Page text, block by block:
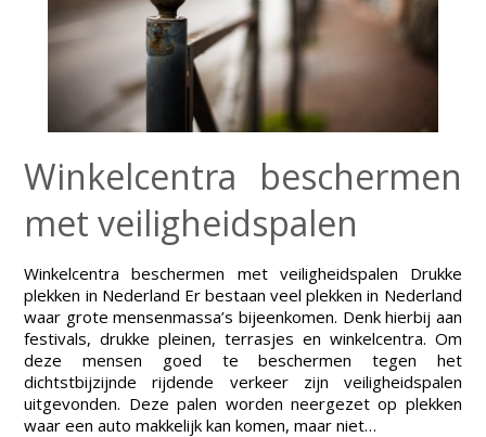
Winkelcentra beschermen
met veiligheidspalen
Winkelcentra beschermen met veiligheidspalen Drukke
plekken in Nederland Er bestaan veel plekken in Nederland
waar grote mensenmassa’s bijeenkomen. Denk hierbij aan
festivals, drukke pleinen, terrasjes en winkelcentra. Om
deze mensen goed te beschermen tegen het
dichtstbijzijnde rijdende verkeer zijn veiligheidspalen
uitgevonden. Deze palen worden neergezet op plekken
waar een auto makkelijk kan komen, maar niet…